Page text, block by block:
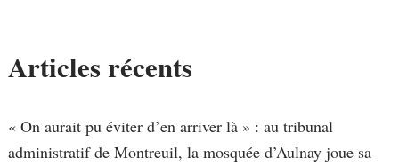
Articles récents
« On aurait pu éviter d’en arriver là » : au tribunal
administratif de Montreuil, la mosquée d’Aulnay joue sa